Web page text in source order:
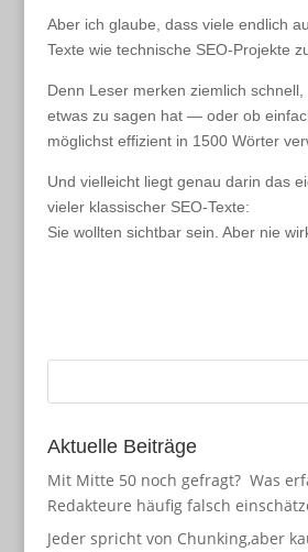
Aber ich glaube, dass viele endlich
Texte wie technische SEO-Projekte
Denn Leser merken ziemlich
etwas zu sagen hat — oder ob
möglichst effizient in 1500 Wörter
Und vielleicht liegt genau darin das
vieler klassischer SEO-Texte:
Sie wollten sichtbar sein. Aber nie
Aktuelle Beiträge
Mit Mitte 50 noch gefragt? Was
Redakteure häufig falsch
Jeder spricht von Chunking,aber